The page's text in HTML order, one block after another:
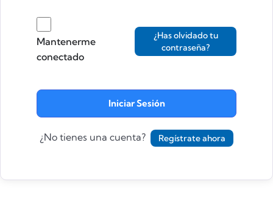
Mantenerme
conectado
¿Has olvidado tu
contraseña?
Iniciar Sesión
¿No tienes una cuenta? Regístrate ahora